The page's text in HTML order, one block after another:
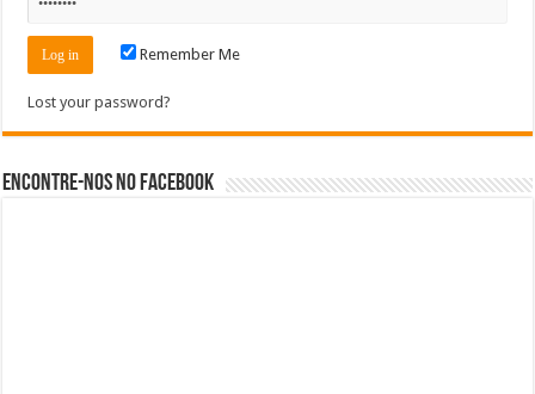
Remember Me
Lost your password?
Encontre-nos no Facebook